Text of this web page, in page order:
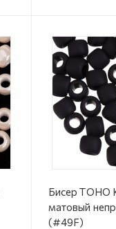
Бисер TOHO
матовый
(#49F)